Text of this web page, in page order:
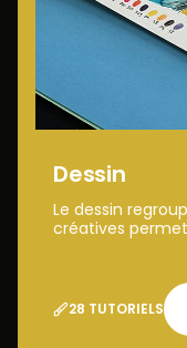
Dessin
Le dessin
créatives
28 TUTORIELS